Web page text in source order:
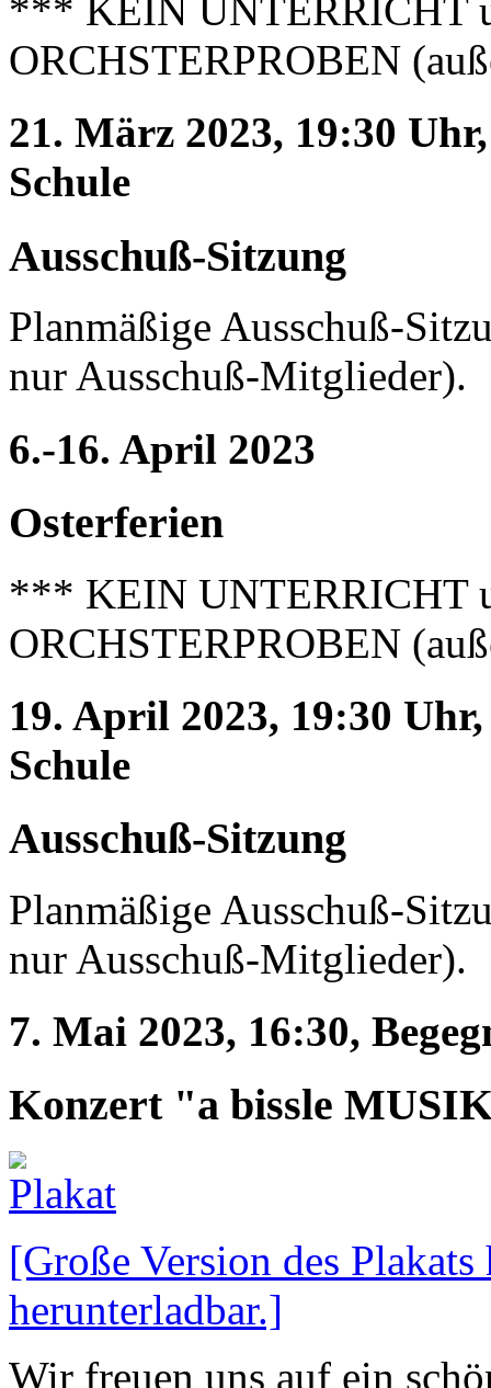
*** KEIN UNTERRICHT
ORCHSTERPROBEN
21. März 2023, 19:30
Schule
Ausschuß-Sitzung
Planmäßige Ausschuß-
nur Ausschuß-Mitglieder).
6.-16. April 2023
Osterferien
*** KEIN UNTERRICHT
ORCHSTERPROBEN
19. April 2023, 19:30
Schule
Ausschuß-Sitzung
Planmäßige Ausschuß-
nur Ausschuß-Mitglieder).
7. Mai 2023, 16:30,
Konzert "a bissle
[Große Version des
herunterladbar.]
Wir freuen uns auf ein